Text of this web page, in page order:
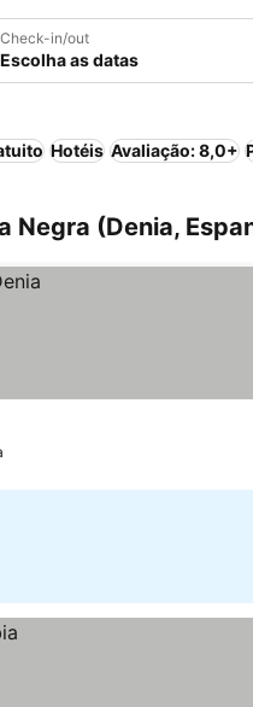
Check-in/out
Escolha as datas
Hotéis Avaliação: 8,0+
Negra (Denia,